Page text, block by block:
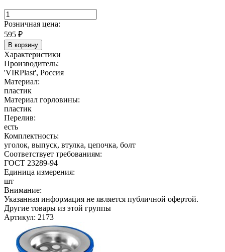
Розничная цена:
595 ₽
В корзину
Характеристики
Производитель:
'VIRPlast', Россия
Материал:
пластик
Материал горловины:
пластик
Перелив:
есть
Комплектность:
уголок, выпуск, втулка, цепочка, болт
Соответствует требованиям:
ГОСТ 23289-94
Единица измерения:
шт
Внимание:
Указанная информация не является публичной офертой.
Другие товары из этой группы
Артикул: 2173